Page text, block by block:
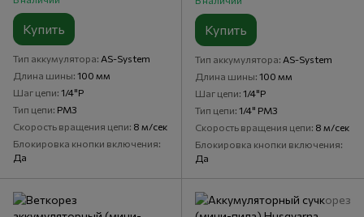
Купить
Тип аккумулятора AS-System
Длина шины 100 мм
Шаг цепи 1/4"P
Тип цепи PM3
Скорость вращения цепи 8 м/сек
Блокировка кнопки включения
Да
Купить
Тип аккумулятора AS-System
Длина шины 100 мм
Шаг цепи 1/4"P
Тип цепи 1/4" PM3
Скорость вращения цепи 8 м/сек
Блокировка кнопки включения
Да